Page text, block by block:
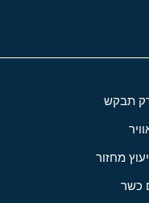
תבקש
מחזור
כשר